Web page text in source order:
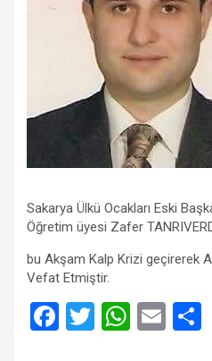
Sakarya Ülkü Ocakları Eski
Öğretim üyesi Zafer
bu Akşam Kalp Krizi geçirerek
Vefat Etmiştir.
F
T
W E